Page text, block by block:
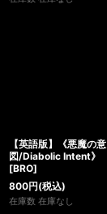
【英語版】《悪魔の意
図/Diabolic Intent》
[BRO]
800円(税込)
在庫数 在庫なし